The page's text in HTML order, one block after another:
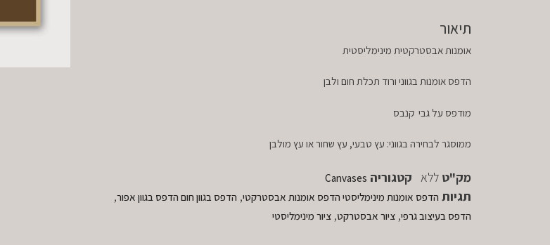
תיאור
אומנות אבסטרקטית מינימליסטית
הדפס אומנות בגווני ורוד תכלת חום ולבן
מודפס על גבי קנבס
ממוסגר לבחירה בגווני: עץ טבעי, עץ שחור או עץ מולבן
מק"ט ללא קטגוריה Canvases
תגיות הדפס אומנות מינימליסטי הדפס אומנות אבסטרקטי, הדפס בגוון חום הדפס בגוון אפור,
הדפס בעיצוב גרפי, ציור אבסטרקט, ציור מינימליסטי